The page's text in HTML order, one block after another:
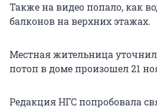
Также на видео попало, как
балконов на верхних этажах.
Местная жительница
потоп в доме произошел 21
Редакция НГС попробовала